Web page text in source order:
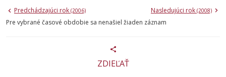
Predchádzajúci rok (2006) Nasledujúci rok (2008)
Pre vybrané časové obdobie sa nenašiel žiaden záznam
ZDIEĽAŤ